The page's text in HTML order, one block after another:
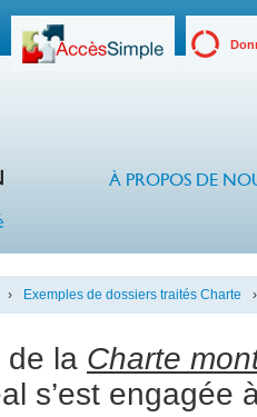
À PROPOS DE
› Exemples de dossiers traités Charte ›
de la Charte
s’est engagée